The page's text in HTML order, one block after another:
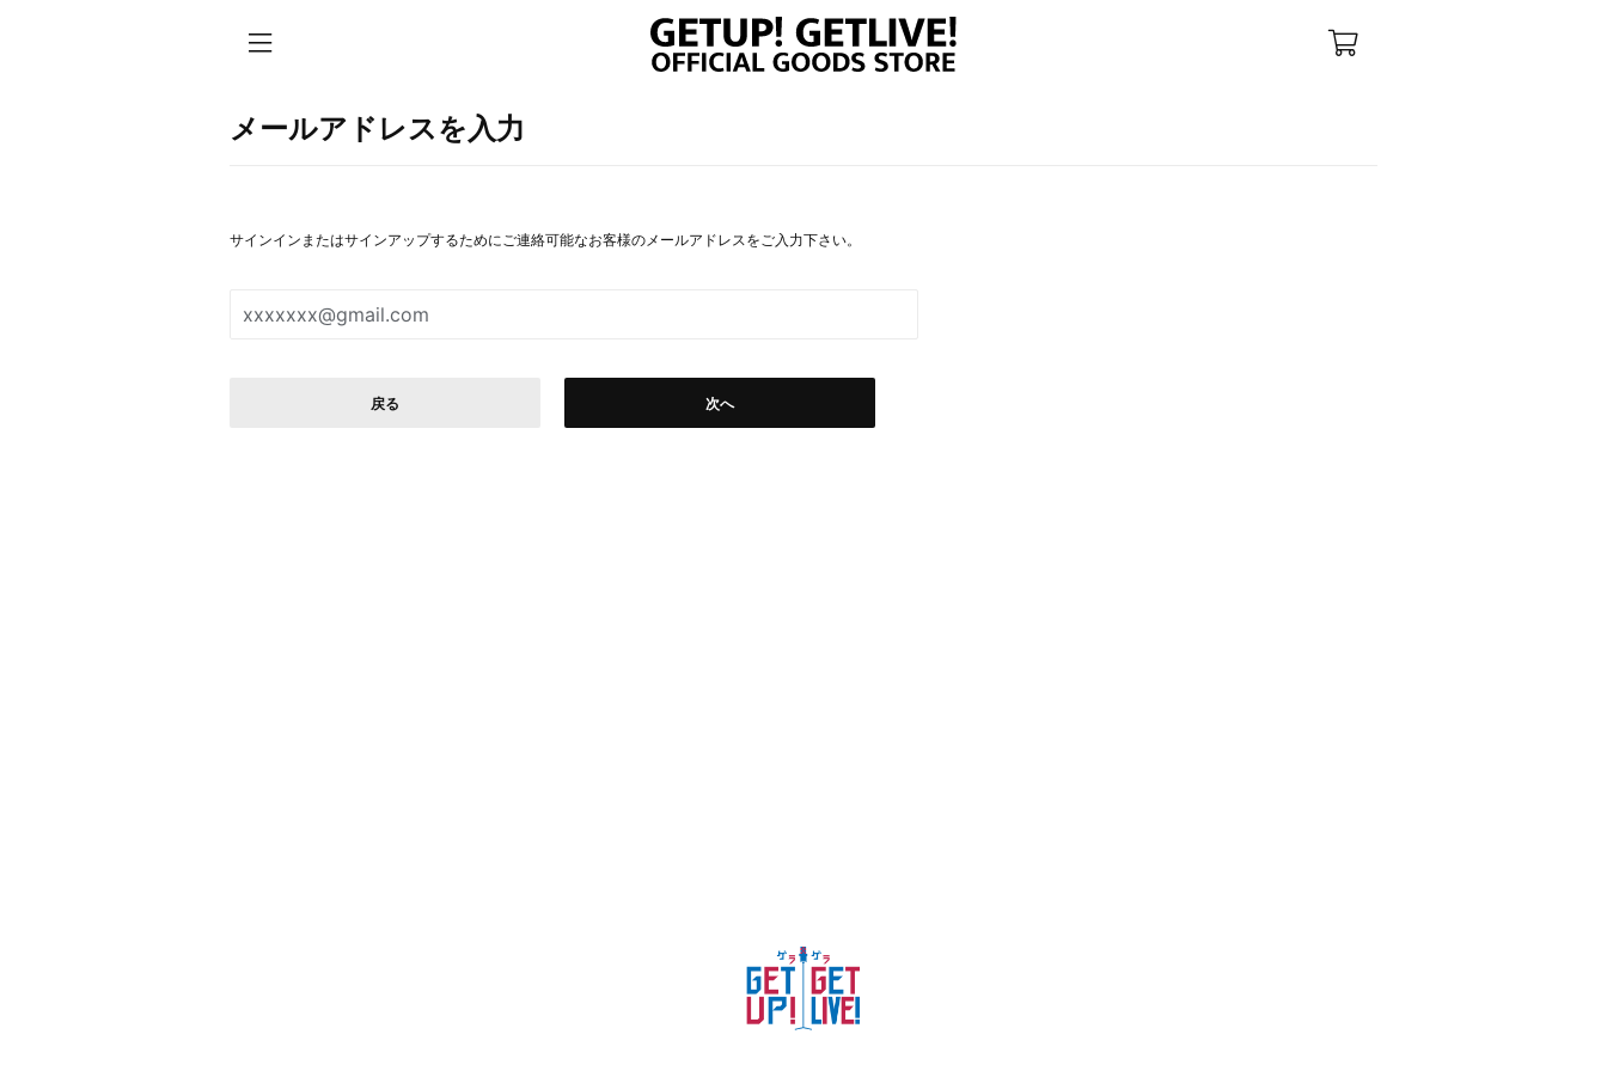
メールアドレスを入力
サインインまたはサインアップするためにご連絡可能なお客様のメールアドレスをご入力下さい。
次へ
戻る